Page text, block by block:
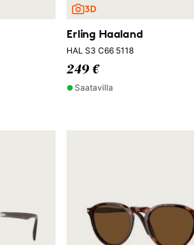
Erling Haaland
HAL S3 C66 5118
249 €
Saatavilla